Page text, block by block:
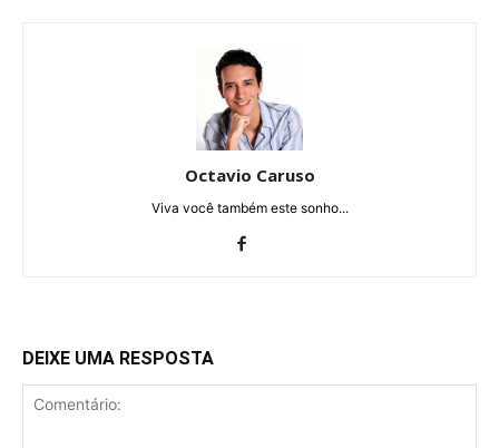
Octavio Caruso
Viva você também este sonho...
DEIXE UMA RESPOSTA